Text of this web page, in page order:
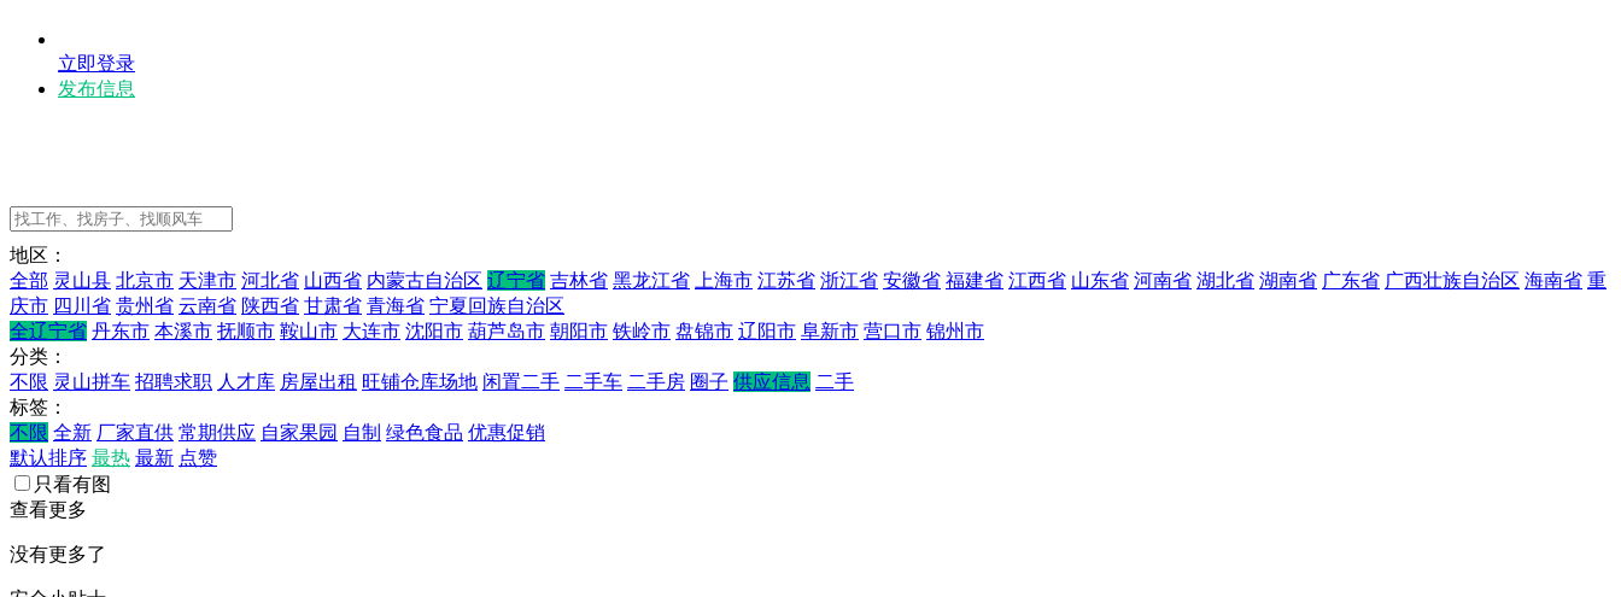
立即登录
发布信息
地区：
全部 灵山县 北京市 天津市 河北省 山西省 内蒙古自治区 辽宁省 吉林省 黑龙江省 上海市 江苏省 浙江省 安徽省 福建省 江西省 山东省 河南省 湖北省 湖南省 广东省 广西壮族自治区 海南省 重
庆市 四川省 贵州省 云南省 陕西省 甘肃省 青海省 宁夏回族自治区
全辽宁省 丹东市 本溪市 抚顺市 鞍山市 大连市 沈阳市 葫芦岛市 朝阳市 铁岭市 盘锦市 辽阳市 阜新市 营口市 锦州市
分类：
不限 灵山拼车 招聘求职 人才库 房屋出租 旺铺仓库场地 闲置二手 二手车 二手房 圈子 供应信息 二手
标签：
不限 全新 厂家直供 常期供应 自家果园 自制 绿色食品 优惠促销
默认排序 最热 最新 点赞
只看有图
查看更多
没有更多了